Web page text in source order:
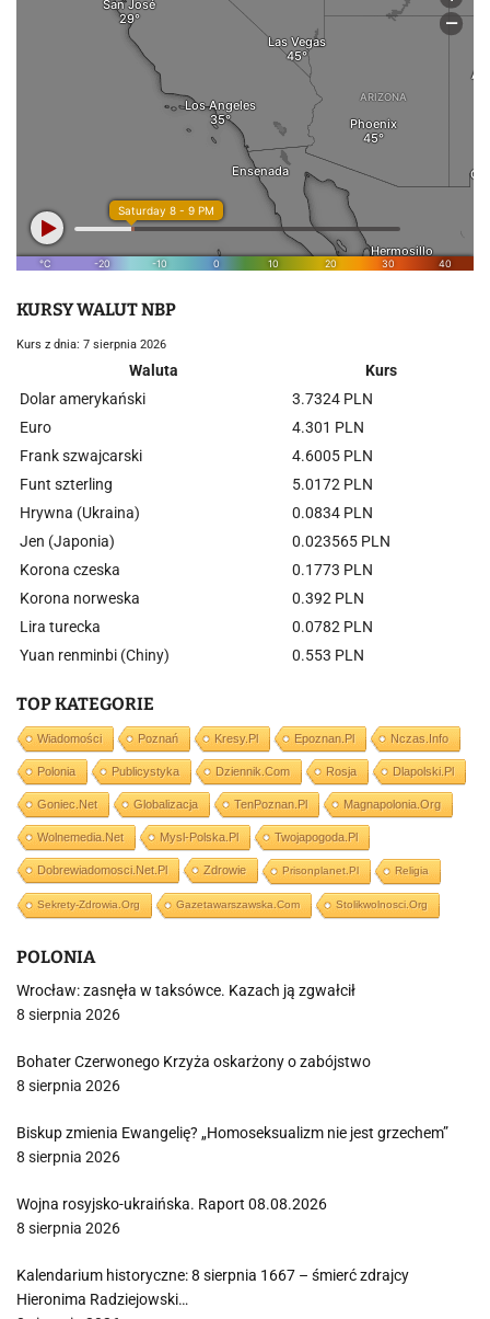
KURSY WALUT NBP
Kurs z dnia: 7 sierpnia 2026
Waluta
Kurs
Dolar amerykański
3.7324 PLN
Euro
4.301 PLN
Frank szwajcarski
4.6005 PLN
Funt szterling
5.0172 PLN
Hrywna (Ukraina)
0.0834 PLN
Jen (Japonia)
0.023565 PLN
Korona czeska
0.1773 PLN
Korona norweska
0.392 PLN
Lira turecka
0.0782 PLN
Yuan renminbi (Chiny)
0.553 PLN
TOP KATEGORIE
Wiadomości Poznań Kresy.pl Epoznan.pl Nczas.info
Polonia Publicystyka Dziennik.com Rosja Dlapolski.pl
Goniec.net Globalizacja TenPoznan.pl Magnapolonia.org
Wolnemedia.net Mysl-Polska.pl Twojapogoda.pl
Dobrewiadomosci.net.pl Zdrowie Prisonplanet.pl Religia
Sekrety-Zdrowia.org Gazetawarszawska.com Stolikwolnosci.org
POLONIA
Wrocław: zasnęła w taksówce. Kazach ją zgwałcił
8 sierpnia 2026
Bohater Czerwonego Krzyża oskarżony o zabójstwo
8 sierpnia 2026
Biskup zmienia Ewangelię? „Homoseksualizm nie jest grzechem”
8 sierpnia 2026
Wojna rosyjsko-ukraińska. Raport 08.08.2026
8 sierpnia 2026
Kalendarium historyczne: 8 sierpnia 1667 – śmierć zdrajcy
Hieronima Radziejowski…